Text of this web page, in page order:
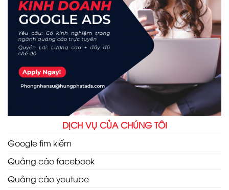
DỊCH VỤ CỦA CHÚNG TÔI
Google tìm kiếm
Quảng cáo facebook
Quảng cáo youtube